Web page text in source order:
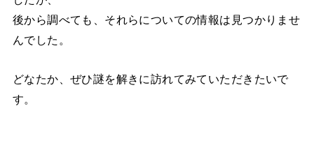
後から調べても、それらについての情報は見つかりませ
んでした。
どなたか、ぜひ謎を解きに訪れてみていただきたいで
す。